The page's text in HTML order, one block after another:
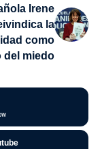
Irene
la
como
del miedo